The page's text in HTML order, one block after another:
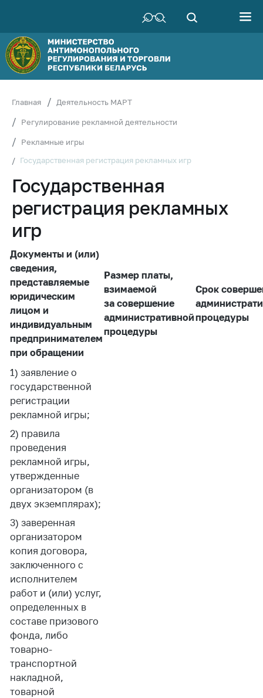
Руководство
Структура
Министерства
Территориальные
деятельность
Общественно-
консультативный
совет
Соискателям
Награждения
Белорусская
универсальная
товарная биржа
Общественная
жизнь
Идеологическая
Официальные
геральдические
символы
5 лет МАРТ
Деятельность
Ценовая политика
Антимонопольное
регулирование и
конкуренция
Торговля и услуги
Регулирование и
контроль закупок
Защита прав
потребителей
Регулирование
рекламной
деятельности
Международное
сотрудничество
Главная Деятельность МАРТ
Регулирование рекламной деятельности
Рекламные игры
Государственная регистрация рекламных игр
Государственная
регистрация рекламных
игр
Документы и (или)
сведения,
представляемые
юридическим
лицом и
индивидуальным
предпринимателем
при обращении
Размер платы,
взимаемой
за совершение
административной
процедуры
Срок
процедуры
1) заявление о
государственной
регистрации
рекламной игры;
2) правила
проведения
рекламной игры,
утвержденные
организатором (в
двух экземплярах);
3) заверенная
организатором
копия договора,
заключенного с
исполнителем
работ и (или) услуг,
определенных в
составе призового
фонда, либо
товарно-
транспортной
накладной,
товарной